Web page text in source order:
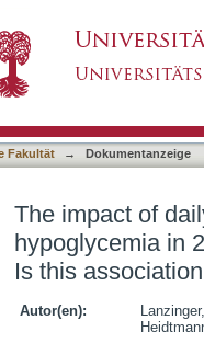
type 1
Fakultät → Dokumentanzeige
The impact of
hypoglycemia in
Is this
Autor(en):